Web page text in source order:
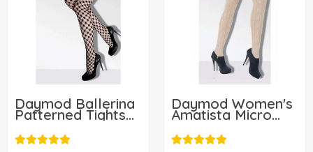
Daymod Ballerina
Patterned Tights
Black 210,04 USD
Daymod Women's
Amatista Micro
Fishnet Patterned
Tights10,54 USD